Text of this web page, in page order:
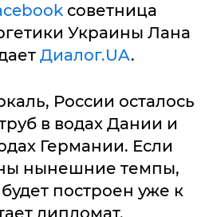
советница
Украины Лана
Диалог.UA.
России осталось
в водах Дании и
Германии. Если
нынешние темпы,
построен уже к
дипломат.